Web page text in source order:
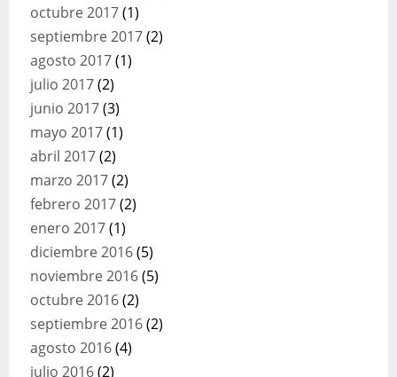
octubre 2017(1)
septiembre 2017(2)
agosto 2017(1)
julio 2017(2)
junio 2017(3)
mayo 2017(1)
abril 2017(2)
marzo 2017(2)
febrero 2017(2)
enero 2017(1)
diciembre 2016(5)
noviembre 2016(5)
octubre 2016(2)
septiembre 2016(2)
agosto 2016(4)
julio 2016(2)